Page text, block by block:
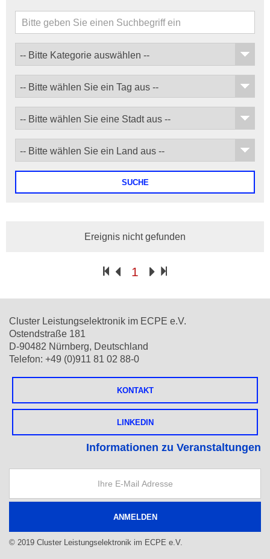
SUCHE
Ereignis nicht gefunden
1
Cluster Leistungselektronik im ECPE e.V.
Ostendstraße 181
D-90482 Nürnberg, Deutschland
Telefon: +49 (0)911 81 02 88-0
KONTAKT
LINKEDIN
Informationen zu Veranstaltungen
© 2019 Cluster Leistungselektronik im ECPE e.V.